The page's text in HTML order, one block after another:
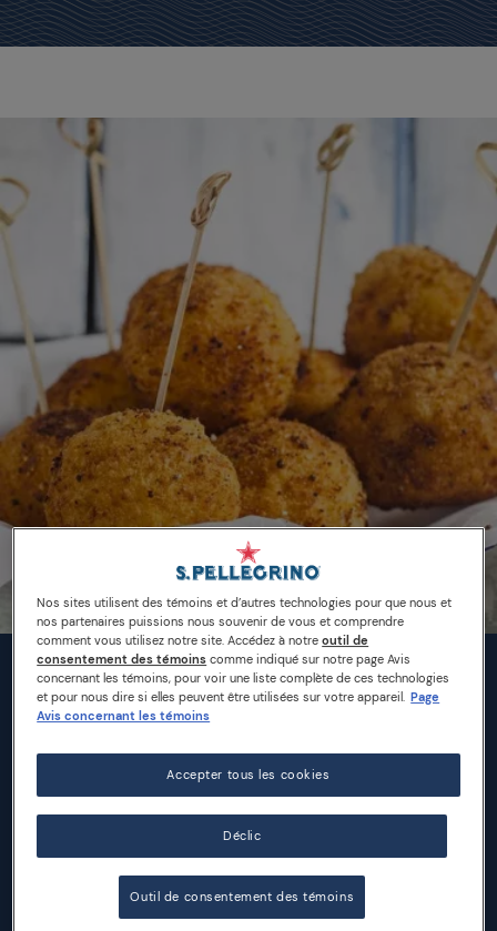
INGRÉDIENTS
1 sachet de safran
500 g de riz
1,2 L d’eau ou de bouillon de légumes
Sel
100 g de Parmigiano Reggiano râpé
2 aubergines de taille moyenne, coupées en dés
Nos sites utilisent des témoins et d’autres technologies pour que nous et
nos partenaires puissions nous souvenir de vous et comprendre
comment vous utilisez notre site. Accédez à notreoutil de
consentement des témoins comme indiqué sur notre page Avis
concernant les témoins, pour voir une liste complète de ces technologies
et pour nous dire si elles peuvent être utilisées sur votre appareil. Page
Avis concernant les témoins
Déclic
Accepter tous les cookies
Outil de consentement des témoins